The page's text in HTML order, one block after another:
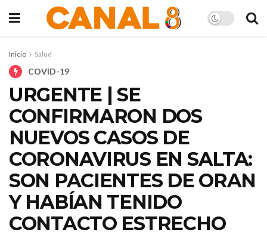
Inicio Salud
COVID-19
URGENTE | SE
CONFIRMARON DOS
NUEVOS CASOS DE
CORONAVIRUS EN SALTA:
SON PACIENTES DE ORAN
Y HABÍAN TENIDO
CONTACTO ESTRECHO